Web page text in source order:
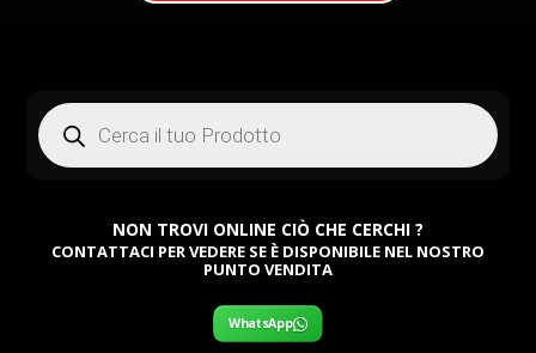
Products
search
NON TROVI ONLINE CIÒ CHE CERCHI ?
CONTATTACI PER VEDERE SE È DISPONIBILE NEL NOSTRO
PUNTO VENDITA
WhatsApp